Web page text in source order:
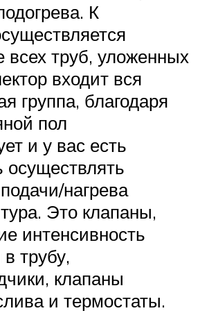
К
всех труб, уложенных
входит вся
группа, благодаря
пол
и у вас есть
осуществлять
нагрева
Это клапаны,
интенсивность
трубу,
клапаны
и термостаты.